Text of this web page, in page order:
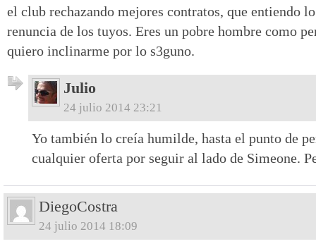
el club rechazando mejores contratos, que entiendo
renuncia de los tuyos. Eres un pobre hombre como
quiero inclinarme por lo s3guno.
Julio
24 julio 2014 23:21
Yo también lo creía humilde, hasta el punto de
cualquier oferta por seguir al lado de Simeone.
DiegoCostra
24 julio 2014 18:09